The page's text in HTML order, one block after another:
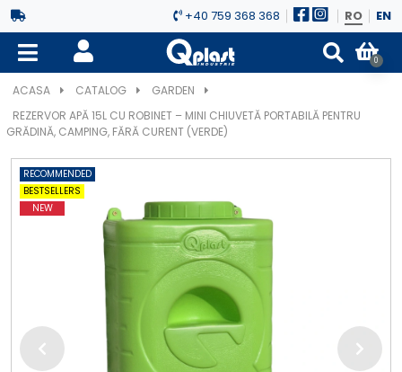
+40 759 368 368 RO EN
0
ACASA CATALOG
GARDEN
REZERVOR APĂ 15L CU ROBINET – MINI CHIUVETĂ PORTABILĂ PENTRU
GRĂDINĂ, CAMPING, FĂRĂ CURENT (VERDE)
RECOMMENDED
BESTSELLERS
NEW